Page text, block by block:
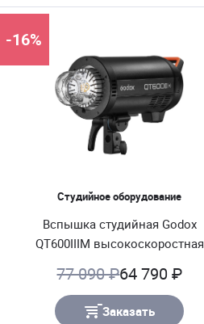
Студийное оборудование
Вспышка студийная Godox
QT600IIIM высокоскоростная
-16%
77 090 ₽64 790 ₽
Заказать